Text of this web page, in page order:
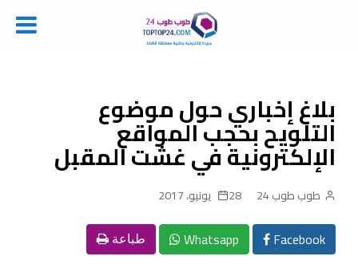
contentبلاغ إخباري حول موضوع
التلويح بحجب المواقع
الإلكترونية في غشت المقبل
طوب طوب 24 28 يونيو، 2017
Facebook
Whatsapp طباعة